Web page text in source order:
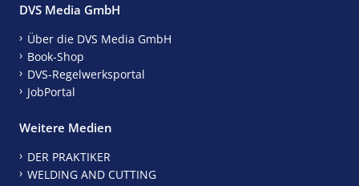
DVS Media GmbH
Über die DVS Media GmbH
Book-Shop
DVS-Regelwerksportal
JobPortal
Weitere Medien
DER PRAKTIKER
WELDING AND CUTTING